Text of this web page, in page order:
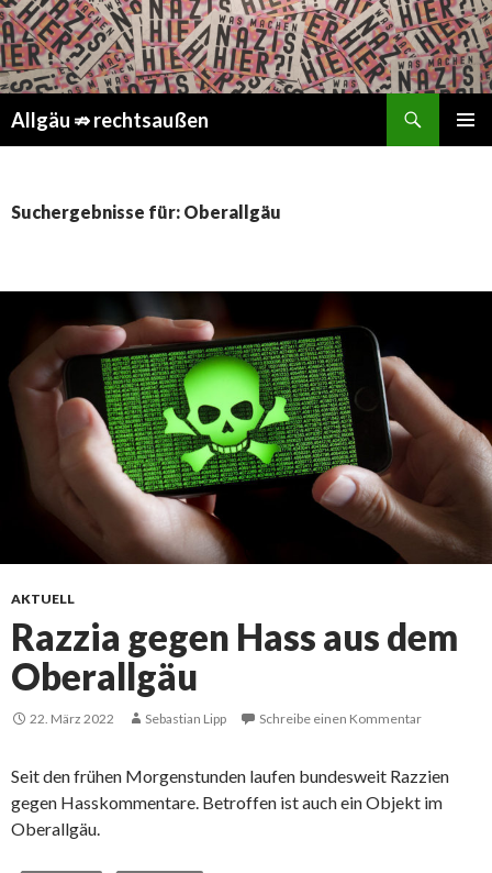
Allgäu ⇏ rechtsaußen
Springe
zum
Suchergebnisse für: Oberallgäu
AKTUELL
Razzia gegen Hass aus dem
Oberallgäu
22. März 2022 Sebastian Lipp Schreibe einen Kommentar
Seit den frühen Morgenstunden laufen bundesweit Razzien
gegen Hasskommentare. Betroffen ist auch ein Objekt im
Oberallgäu.